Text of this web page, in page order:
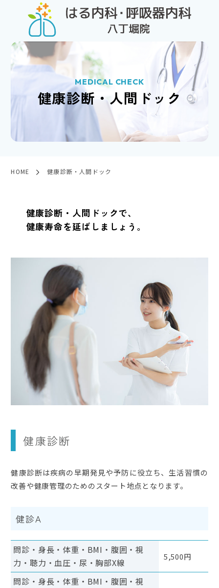
MEDICAL CHECK
健康診断・人間ドック
HOME 健康診断・人間ドック
健康診断・人間ドックで、
健康寿命を延ばしましょう。
健康診断
健康診断は疾病の早期発見や予防に役立ち、生活習慣の
改善や健康管理のためのスタート地点となります。
健診A
問診・身長・体重・BMI・腹囲・視
力・聴力・血圧・尿・胸部X線
5,500円
問診・身長・体重・BMI・腹囲・視